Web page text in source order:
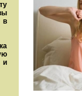
в
и